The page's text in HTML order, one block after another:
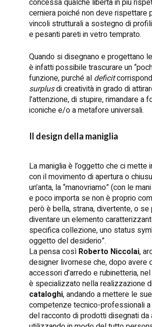
concessa qualche libertà in più
cerniera poiché non deve rispettare
vincoli strutturali a sostegno di
e pesanti pareti in vetro temprato.
Quando si disegnano e progettano
è infatti possibile trascurare un
funzione, purché al deficit
surplusdi creatività in grado di
l’attenzione, di stupire, rimandare a
iconiche e/o a metafore universali.
Il design della maniglia
La maniglia è l’oggetto che ci mette
con il movimento di apertura o
un’anta, la “manovriamo” (con le
e poco importa se non è proprio
però è bella, strana, divertente, o se
diventare un elemento
specifica collezione, uno status
oggetto del desiderio”.
La pensa così Roberto Niccolai,
designer livornese che, dopo avere
accessori d’arredo e rubinetteria,
è specializzato nella realizzazione
cataloghi, andando a mettere le sue
competenze tecnico-professionali
del racconto di prodotti disegnati da